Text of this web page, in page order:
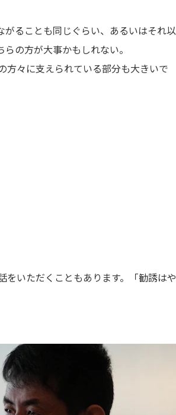
ることも同じぐらい、あるいはそれ以
の方が大事かもしれない。
方々に支えられている部分も大きいで
いただくこともあります。「勧誘はや